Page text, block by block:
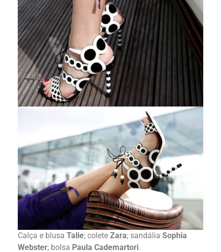
Calça e blusa Talie; colete Zara; sandália Sophia
Webster; bolsa Paula Cademartori.